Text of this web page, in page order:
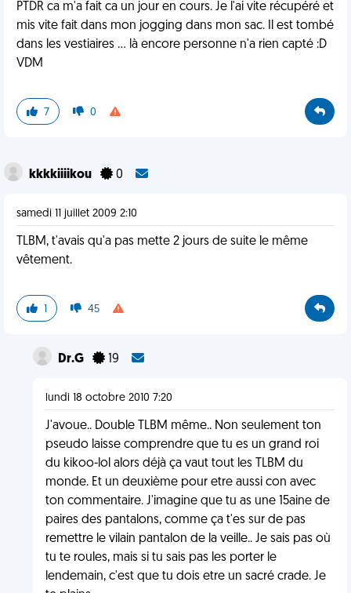
PTDR ca m'a fait ca un jour en cours. Je l'ai vite récupéré et
mis vite fait dans mon jogging dans mon sac. Il est tombé
dans les vestiaires ... là encore personne n'a rien capté :D
VDM
7 0
kkkkiiiikou 0
samedi 11 juillet 2009 2:10
TLBM, t'avais qu'a pas mette 2 jours de suite le même
vêtement.
1 45
Dr.G 19
lundi 18 octobre 2010 7:20
J'avoue.. Double TLBM même.. Non seulement ton
pseudo laisse comprendre que tu es un grand roi
du kikoo-lol alors déjà ça vaut tout les TLBM du
monde. Et un deuxième pour etre aussi con avec
ton commentaire. J'imagine que tu as une 15aine de
paires des pantalons, comme ça t'es sur de pas
remettre le vilain pantalon de la veille.. Je sais pas où
tu te roules, mais si tu sais pas les porter le
lendemain, c'est que tu dois etre un sacré crade. Je